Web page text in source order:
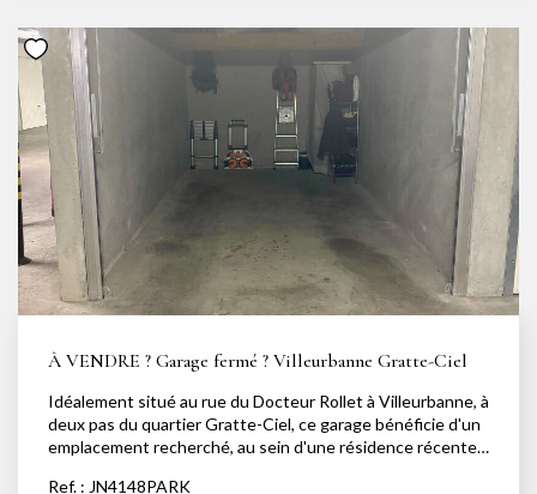
CONTACT
À VENDRE ? Garage fermé ? Villeurbanne Gratte-Ciel
Idéalement situé au rue du Docteur Rollet à Villeurbanne, à
deux pas du quartier Gratte-Ciel, ce garage bénéficie d'un
emplacement recherché, au sein d'une résidence récente
Ref. : JN4148PARK